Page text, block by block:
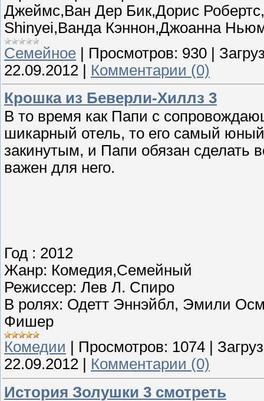
Джеймс,Ван Дер Бик,Дорис
Shinyei,Ванда Кэннон,Джоанна
Семейное | Просмотров: 930 |
22.09.2012 | Комментарии (0)
Крошка из Беверли-Хиллз 3
В то время как Папи с
шикарный отель, то его самый
закинутым, и Папи обязан сделать
важен для него.
Год : 2012
Жанр: Комедия,Семейный
Режиссер: Лев Л. Спиро
В ролях: Одетт Эннэйбл, Эмили
Фишер
Комедии
Просмотров: 1074
22.09.2012
Комментарии (0)
История Золушки 3 смотреть